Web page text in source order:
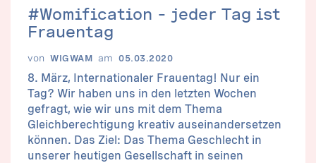
#Womification – jeder Tag ist
Frauentag
von WIGWAM am 05.03.2020
8. März, Internationaler Frauentag! Nur ein
Tag? Wir haben uns in den letzten Wochen
gefragt, wie wir uns mit dem Thema
Gleichberechtigung kreativ auseinandersetzen
können. Das Ziel: Das Thema Geschlecht in
unserer heutigen Gesellschaft in seinen